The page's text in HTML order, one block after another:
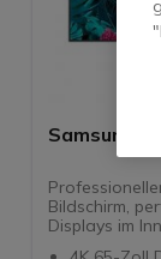
Samsung
Bildschirm,
Displays im